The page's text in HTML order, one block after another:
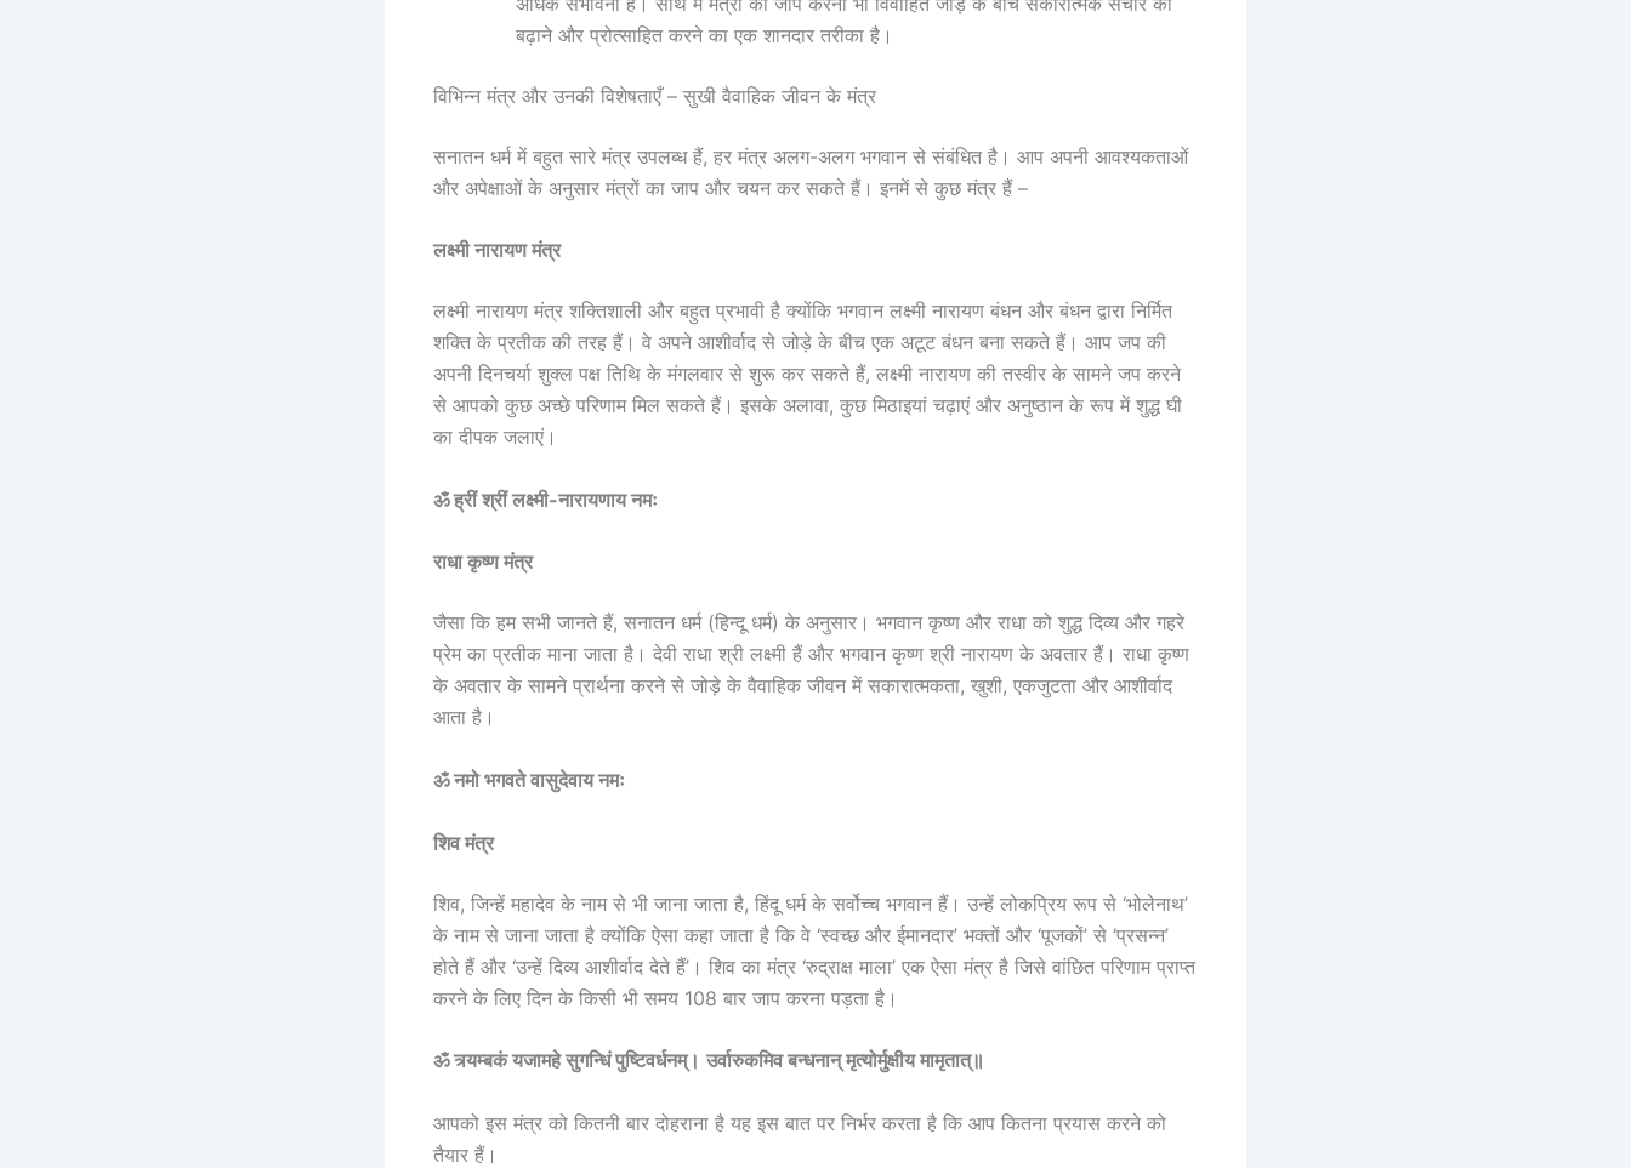
बढ़ाने और प्रोत्साहित करने का एक शानदार तरीका है।
विभिन्न मंत्र और उनकी विशेषताएँ – सुखी वैवाहिक जीवन के मंत्र
सनातन धर्म में बहुत सारे मंत्र उपलब्ध हैं, हर मंत्र अलग-अलग भगवान से संबंधित है। आप अपनी आवश्यकताओं
और अपेक्षाओं के अनुसार मंत्रों का जाप और चयन कर सकते हैं। इनमें से कुछ मंत्र हैं –
लक्ष्मी नारायण मंत्र
लक्ष्मी नारायण मंत्र शक्तिशाली और बहुत प्रभावी है क्योंकि भगवान लक्ष्मी नारायण बंधन और बंधन द्वारा निर्मित
शक्ति के प्रतीक की तरह हैं। वे अपने आशीर्वाद से जोड़े के बीच एक अटूट बंधन बना सकते हैं। आप जप की
अपनी दिनचर्या शुक्ल पक्ष तिथि के मंगलवार से शुरू कर सकते हैं, लक्ष्मी नारायण की तस्वीर के सामने जप करने
से आपको कुछ अच्छे परिणाम मिल सकते हैं। इसके अलावा, कुछ मिठाइयां चढ़ाएं और अनुष्ठान के रूप में शुद्ध घी
का दीपक जलाएं।
ॐ ह्रीं श्रीं लक्ष्मी-नारायणाय नमः
राधा कृष्ण मंत्र
जैसा कि हम सभी जानते हैं, सनातन धर्म (हिन्दू धर्म) के अनुसार। भगवान कृष्ण और राधा को शुद्ध दिव्य और गहरे
प्रेम का प्रतीक माना जाता है। देवी राधा श्री लक्ष्मी हैं और भगवान कृष्ण श्री नारायण के अवतार हैं। राधा कृष्ण
के अवतार के सामने प्रार्थना करने से जोड़े के वैवाहिक जीवन में सकारात्मकता, खुशी, एकजुटता और आशीर्वाद
आता है।
ॐ नमो भगवते वासुदेवाय नमः
शिव मंत्र
शिव, जिन्हें महादेव के नाम से भी जाना जाता है, हिंदू धर्म के सर्वोच्च भगवान हैं। उन्हें लोकप्रिय रूप से ‘भोलेनाथ’
के नाम से जाना जाता है क्योंकि ऐसा कहा जाता है कि वे ‘स्वच्छ और ईमानदार’ भक्तों और ‘पूजकों’ से ‘प्रसन्न’
होते हैं और ‘उन्हें दिव्य आशीर्वाद देते हैं’। शिव का मंत्र ‘रुद्राक्ष माला’ एक ऐसा मंत्र है जिसे वांछित परिणाम प्राप्त
करने के लिए दिन के किसी भी समय 108 बार जाप करना पड़ता है।
ॐ त्र्यम्बकं यजामहे सुगन्धिं पुष्टिवर्धनम्। उर्वारुकमिव बन्धनान् मृत्योर्मुक्षीय मामृतात्॥
आपको इस मंत्र को कितनी बार दोहराना है यह इस बात पर निर्भर करता है कि आप कितना प्रयास करने को
तैयार हैं।